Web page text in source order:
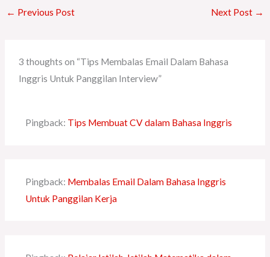
← Previous Post Next Post →
3 thoughts on “Tips Membalas Email Dalam Bahasa
Inggris Untuk Panggilan Interview”
Pingback: Tips Membuat CV dalam Bahasa Inggris
Pingback: Membalas Email Dalam Bahasa Inggris
Untuk Panggilan Kerja